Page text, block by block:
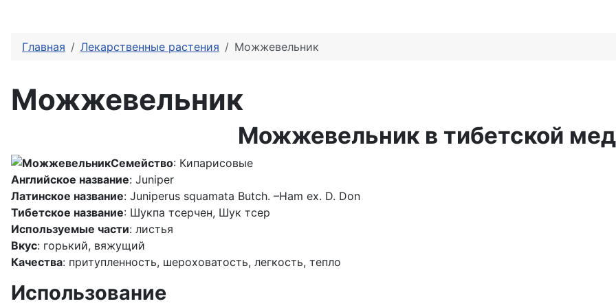
Главная Лекарственные растения Можжевельник
Можжевельник
Можжевельник в тибетской
Семейство: Кипарисовые
Английское название: Juniper
Латинское название: Juniperus squamata Butch. –Ham ex. D. Don
Тибетское название: Шукпа тсерчен, Шук тсер
Используемые части: листья
Вкус: горький, вяжущий
Качества: притупленность, шероховатость, легкость, тепло
Использование